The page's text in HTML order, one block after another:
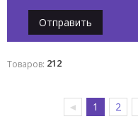
Желтый
Зеленый
Отправить
Товаров: 212
◄ 1 2